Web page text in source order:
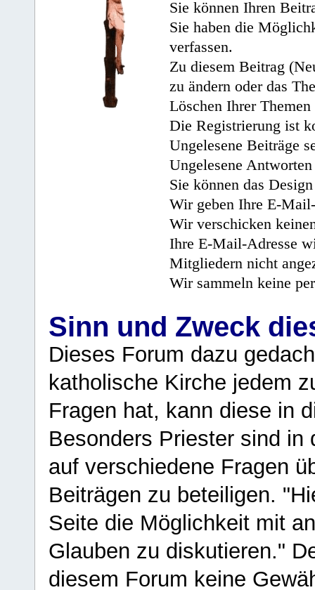
Sie können Ihren
Sie haben die
verfassen.
Zu diesem Beitrag
zu ändern oder das
Löschen Ihrer
Die Registrierung ist
Ungelesene Beiträge
Ungelesene
Sie können das
Wir geben Ihre E-
Wir verschicken
Ihre E-Mail-Adresse
Mitgliedern nicht
Wir sammeln keine
Sinn und Zweck
Dieses Forum dazu
katholische Kirche jedem
Fragen hat, kann diese in
Besonders Priester sind in
auf verschiedene Fragen
Beiträgen zu beteiligen.
Seite die Möglichkeit mit
Glauben zu diskutieren."
diesem Forum keine